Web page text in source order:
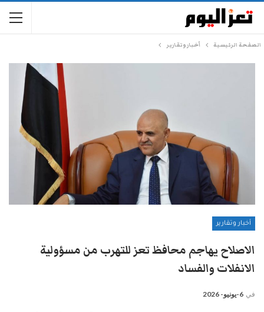
الصفحة الرئيسية أخبار وتقارير
أخبار وتقارير
الاصلاح يهاجم محافظ تعز للتهرب من مسؤولية
الانفلات والفساد
في 6-يونيو- 2026